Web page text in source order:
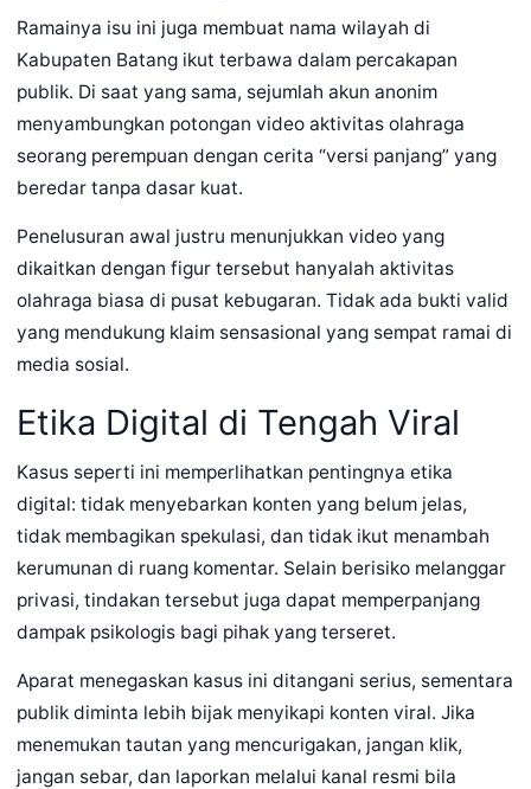
Ramainya isu ini juga membuat nama wilayah di
Kabupaten Batang ikut terbawa dalam percakapan
publik. Di saat yang sama, sejumlah akun anonim
menyambungkan potongan video aktivitas olahraga
seorang perempuan dengan cerita “versi panjang” yang
beredar tanpa dasar kuat.
Penelusuran awal justru menunjukkan video yang
dikaitkan dengan figur tersebut hanyalah aktivitas
olahraga biasa di pusat kebugaran. Tidak ada bukti valid
yang mendukung klaim sensasional yang sempat ramai di
media sosial.
Etika Digital di Tengah Viral
Kasus seperti ini memperlihatkan pentingnya etika
digital: tidak menyebarkan konten yang belum jelas,
tidak membagikan spekulasi, dan tidak ikut menambah
kerumunan di ruang komentar. Selain berisiko melanggar
privasi, tindakan tersebut juga dapat memperpanjang
dampak psikologis bagi pihak yang terseret.
Aparat menegaskan kasus ini ditangani serius, sementara
publik diminta lebih bijak menyikapi konten viral. Jika
menemukan tautan yang mencurigakan, jangan klik,
jangan sebar, dan laporkan melalui kanal resmi bila